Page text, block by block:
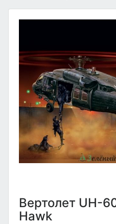
Вертолет UH-
Hawk